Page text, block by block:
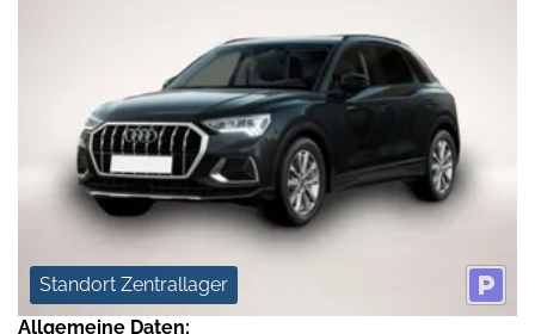
Standort Zentrallager
Allgemeine Daten: